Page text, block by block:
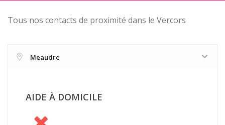
Tous nos contacts de proximité dans le Vercors
Meaudre
AIDE À DOMICILE